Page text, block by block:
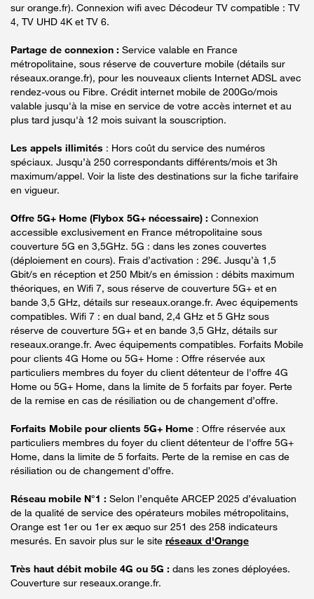
sur orange.fr). Connexion wifi avec Décodeur TV compatible : TV
4, TV UHD 4K et TV 6.
Partage de connexion : Service valable en France
métropolitaine, sous réserve de couverture mobile (détails sur
réseaux.orange.fr), pour les nouveaux clients Internet ADSL avec
rendez-vous ou Fibre. Crédit internet mobile de 200Go/mois
valable jusqu'à la mise en service de votre accès internet et au
plus tard jusqu'à 12 mois suivant la souscription.
Les appels illimités : Hors coût du service des numéros
spéciaux. Jusqu’à 250 correspondants différents/mois et 3h
maximum/appel. Voir la liste des destinations sur la fiche tarifaire
en vigueur.
Offre 5G+ Home (Flybox 5G+ nécessaire) : Connexion
accessible exclusivement en France métropolitaine sous
couverture 5G en 3,5GHz. 5G : dans les zones couvertes
(déploiement en cours). Frais d’activation : 29€. Jusqu’à 1,5
Gbit/s en réception et 250 Mbit/s en émission : débits maximum
théoriques, en Wifi 7, sous réserve de couverture 5G+ et en
bande 3,5 GHz, détails sur reseaux.orange.fr. Avec équipements
compatibles. Wifi 7 : en dual band, 2,4 GHz et 5 GHz sous
réserve de couverture 5G+ et en bande 3,5 GHz, détails sur
reseaux.orange.fr. Avec équipements compatibles. Forfaits Mobile
pour clients 4G Home ou 5G+ Home : Offre réservée aux
particuliers membres du foyer du client détenteur de l'offre 4G
Home ou 5G+ Home, dans la limite de 5 forfaits par foyer. Perte
de la remise en cas de résiliation ou de changement d’offre.
Forfaits Mobile pour clients 5G+ Home : Offre réservée aux
particuliers membres du foyer du client détenteur de l'offre 5G+
Home, dans la limite de 5 forfaits. Perte de la remise en cas de
résiliation ou de changement d’offre.
Réseau mobile N°1 : Selon l’enquête ARCEP 2025 d’évaluation
de la qualité de service des opérateurs mobiles métropolitains,
Orange est 1er ou 1er ex æquo sur 251 des 258 indicateurs
mesurés. En savoir plus sur le site réseaux d'Orange
Très haut débit mobile 4G ou 5G : dans les zones déployées.
Couverture sur reseaux.orange.fr.